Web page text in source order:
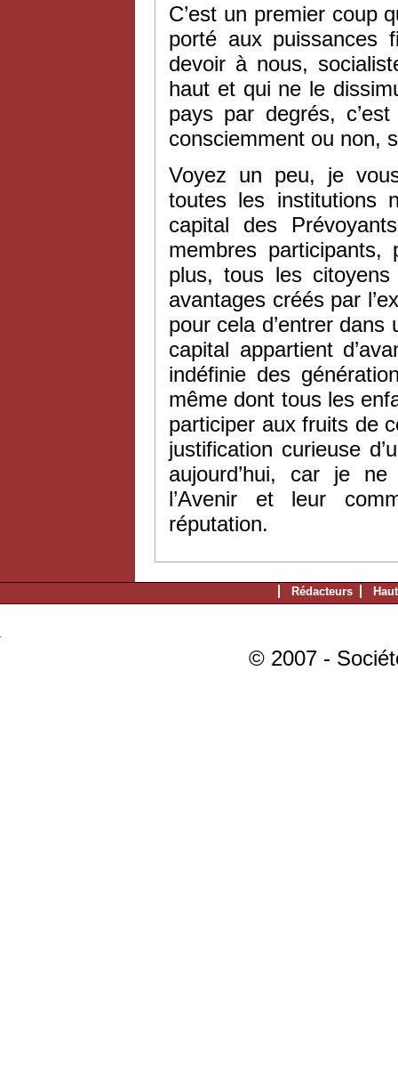
C’est un premier coup
porté aux puissances
devoir à nous,
haut et qui ne le
pays par degrés,
consciemment ou non,
Voyez un peu, je
toutes les institutions
capital des
membres
plus, tous les
avantages créés par
pour cela d’entrer
capital appartient
indéfinie des
même dont tous les
participer aux fruits de
justification curieuse
aujourd’hui, car je
l’Avenir et leur
réputation.
Rédacteurs
© 2007 -